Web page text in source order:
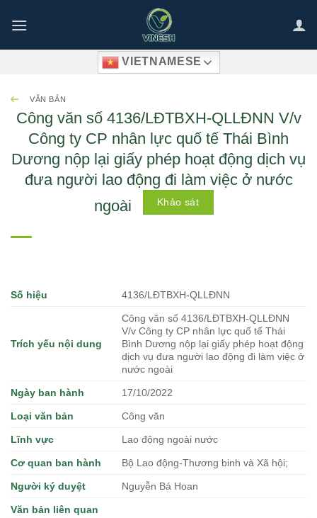
qua
VIETNAMESE
VĂN BẢN
Công văn số 4136/LĐTBXH-QLLÐNN V/v
Công ty CP nhân lực quố tế Thái Bình
Dương nộp lại giấy phép hoạt động dịch vụ
đưa người lao động đi làm việc ở nước
ngoài
Khảo sát
Số hiệu 4136/LĐTBXH-QLLÐNN
Trích yếu nội dung
Công văn số 4136/LĐTBXH-QLLÐNN
V/v Công ty CP nhân lực quố tế Thái
Bình Dương nộp lại giấy phép hoạt động
dịch vụ đưa người lao động đi làm việc ở
nước ngoài
Ngày ban hành 17/10/2022
Loại văn bản Công văn
Lĩnh vực Lao động ngoài nước
Cơ quan ban hành Bộ Lao động-Thương binh và Xã hội;
Người ký duyệt Nguyễn Bá Hoan
Văn bản liên quan